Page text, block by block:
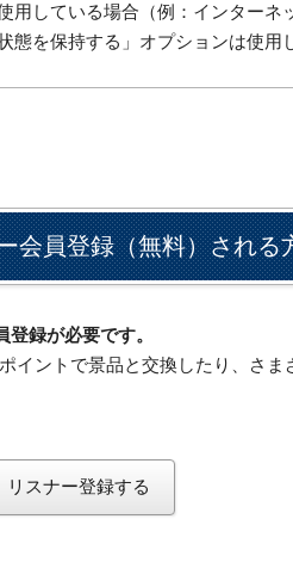
用している場合（例：インターネ
を保持する」オプションは使用
会員登録（無料）される
録が必要です。
イントで景品と交換したり、さま
リスナー登録する